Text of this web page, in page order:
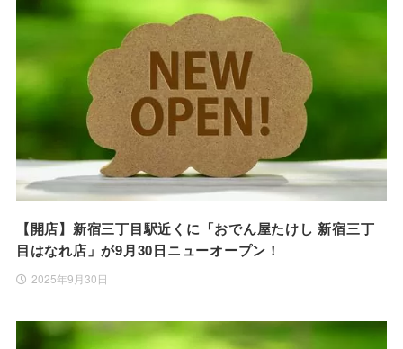
【開店】新宿三丁目駅近くに「おでん屋たけし 新宿三丁
目はなれ店」が9月30日ニューオープン！
2025年9月30日